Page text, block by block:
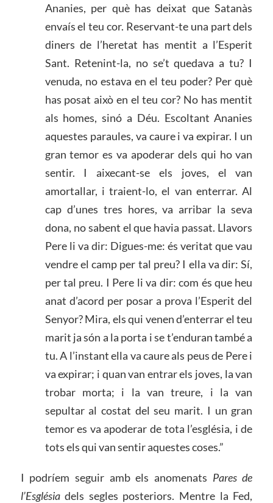
Ananies, per què has deixat que Satanàs
envaís el teu cor. Reservant-te una part dels
diners de l’heretat has mentit a l’Esperit
Sant. Retenint-la, no se’t quedava a tu? I
venuda, no estava en el teu poder? Per què
has posat això en el teu cor? No has mentit
als homes, sinó a Déu. Escoltant Ananies
aquestes paraules, va caure i va expirar. I un
gran temor es va apoderar dels qui ho van
sentir. I aixecant-se els joves, el van
amortallar, i traient-lo, el van enterrar. Al
cap d’unes tres hores, va arribar la seva
dona, no sabent el que havia passat. Llavors
Pere li va dir: Digues-me: és veritat que vau
vendre el camp per tal preu? I ella va dir: Sí,
per tal preu. I Pere li va dir: com és que heu
anat d’acord per posar a prova l’Esperit del
Senyor? Mira, els qui venen d’enterrar el teu
marit ja són a la porta i se t’enduran també a
tu. A l’instant ella va caure als peus de Pere i
va expirar; i quan van entrar els joves, la van
trobar morta; i la van treure, i la van
sepultar al costat del seu marit. I un gran
temor es va apoderar de tota l’església, i de
tots els qui van sentir aquestes coses.”
I podríem seguir amb els anomenats Pares de
l’Esglésiadels segles posteriors. Mentre la Fed,